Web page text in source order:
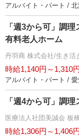
アルバイト・パート / 北
「週3から可」調
有料老人ホーム
丹羽商 株式会社/生き活
時給1,140円～1,310
アルバイト・パート / 愛
「週4から可」調
医療法人社団美誠会 板
時給1,306円～1,406